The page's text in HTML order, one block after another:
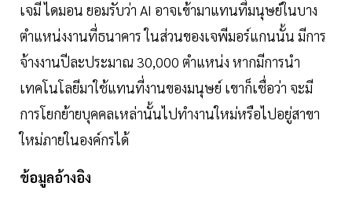
เจมี ไดมอน ยอมรับว่า AI อาจเข้ามาแทนที่มนุษย์ในบาง
ตำแหน่งงานที่ธนาคาร ในส่วนของเจพีมอร์แกนนั้น มีการ
จ้างงานปีละประมาณ 30,000 ตำแหน่ง หากมีการนำ
เทคโนโลยีมาใช้แทนที่งานของมนุษย์ เขาก็เชื่อว่า จะมี
การโยกย้ายบุคคลเหล่านั้นไปทำงานใหม่หรือไปอยู่สาขา
ใหม่ภายในองค์กรได้
ข้อมูลอ้างอิง